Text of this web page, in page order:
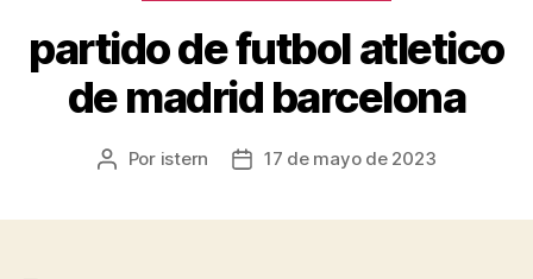
partido de futbol atletico
de madrid barcelona
Autor
Por istern
Fecha17 de mayo de 2023